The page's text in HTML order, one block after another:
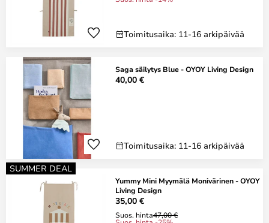
Toimitusaika: 11-16 arkipäivää
Saga säilytys Blue - OYOY Living Design
40,00 €
Toimitusaika: 11-16 arkipäivää
SUMMER DEAL
Yummy Mini Myymälä Monivärinen - OYOY
Living Design
35,00 €
Suos. hinta47,00 €